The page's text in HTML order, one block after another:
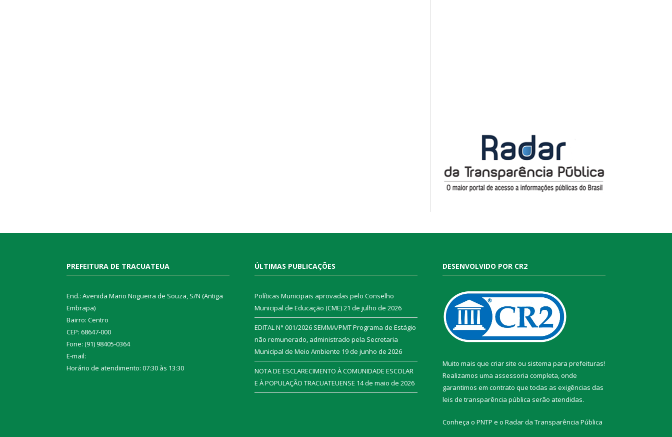
PREFEITURA DE TRACUATEUA
End.: Avenida Mario Nogueira de Souza, S/N (Antiga
Embrapa)
Bairro: Centro
CEP: 68647-000
Fone: (91) 98405-0364
E-mail:
Horário de atendimento: 07:30 às 13:30
ÚLTIMAS PUBLICAÇÕES
Políticas Municipais aprovadas pelo Conselho
Municipal de Educação (CME)21 de julho de 2026
EDITAL N° 001/2026 SEMMA/PMT Programa de Estágio
não remunerado, administrado pela Secretaria
Municipal de Meio Ambiente 19 de junho de 2026
NOTA DE ESCLARECIMENTO À COMUNIDADE ESCOLAR
E À POPULAÇÃO TRACUATEUENSE 14 de maio de 2026
DESENVOLVIDO POR CR2
Muito mais que criar site ou sistema para prefeituras!
Realizamos uma assessoria completa, onde
garantimos em contrato que todas as exigências das
leis de transparência pública serão atendidas.
Conheça o PNTP e o Radar da Transparência Pública